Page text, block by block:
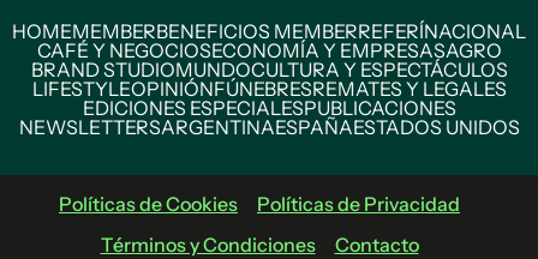
HOMEMEMBERBENEFICIOS MEMBERREFERÍNACIONAL
CAFÉ Y NEGOCIOSECONOMÍA Y EMPRESASAGRO
BRAND STUDIOMUNDOCULTURA Y ESPECTÁCULOS
LIFESTYLEOPINIÓNFÚNEBRESREMATES Y LEGALES
EDICIONES ESPECIALESPUBLICACIONES
NEWSLETTERSARGENTINAESPAÑAESTADOS UNIDOS
Políticas de Cookies
Políticas de Privacidad
Términos y Condiciones
Contacto